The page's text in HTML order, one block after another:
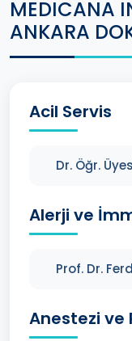
MEDICANA
ANKARA
Acil Servis
Dr. Öğr.
Alerji ve
Prof. Dr.
Anestezi ve